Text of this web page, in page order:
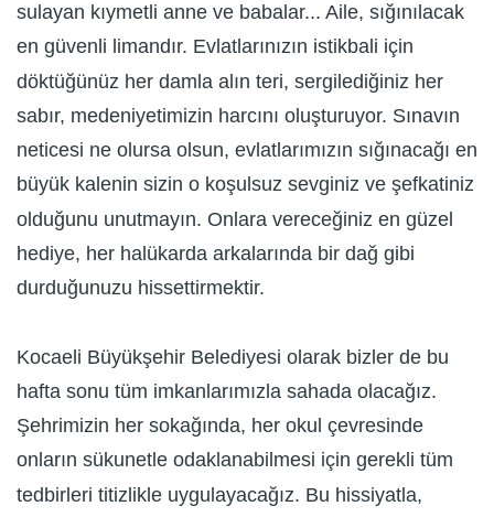
sulayan kıymetli anne ve babalar... Aile, sığınılacak
en güvenli limandır. Evlatlarınızın istikbali için
döktüğünüz her damla alın teri, sergilediğiniz her
sabır, medeniyetimizin harcını oluşturuyor. Sınavın
neticesi ne olursa olsun, evlatlarımızın sığınacağı en
büyük kalenin sizin o koşulsuz sevginiz ve şefkatiniz
olduğunu unutmayın. Onlara vereceğiniz en güzel
hediye, her halükarda arkalarında bir dağ gibi
durduğunuzu hissettirmektir.
Kocaeli Büyükşehir Belediyesi olarak bizler de bu
hafta sonu tüm imkanlarımızla sahada olacağız.
Şehrimizin her sokağında, her okul çevresinde
onların sükunetle odaklanabilmesi için gerekli tüm
tedbirleri titizlikle uygulayacağız. Bu hissiyatla,